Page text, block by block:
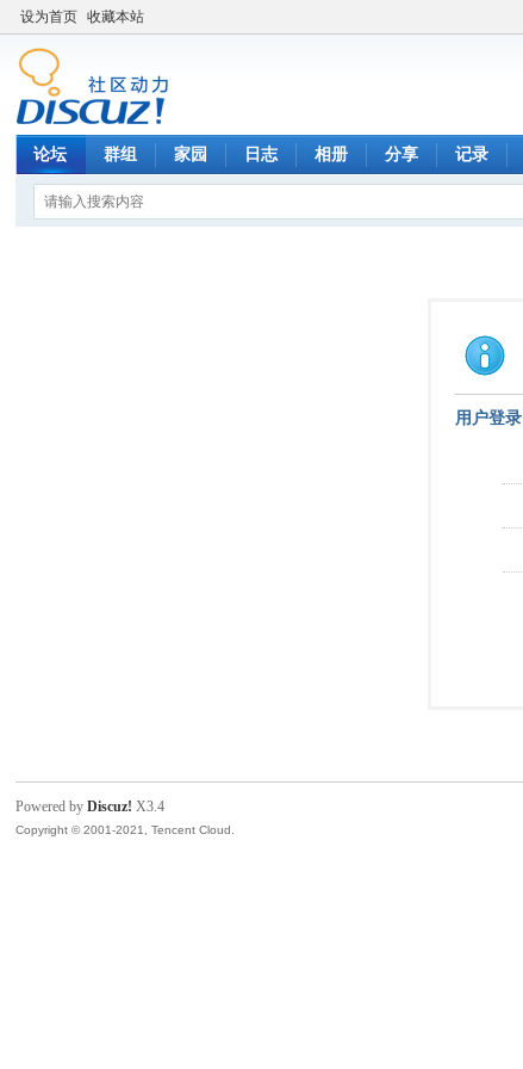
设为首页 收藏本站
论坛 群组 家园 日志 相册 分享 记录
用户登录
Powered byDiscuz! X3.4
Copyright © 2001-2021, Tencent Cloud.